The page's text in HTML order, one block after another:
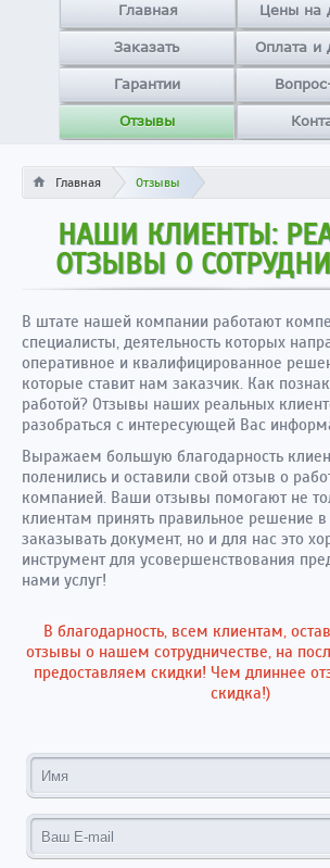
Главная Цены на
Заказать Оплата и
Гарантии
Отзывы
Главная Отзывы
НАШИ КЛИЕНТЫ:
ОТЗЫВЫ О
В штате нашей компании работают
специалисты, деятельность которых
оперативное и квалифицированное
которые ставит нам заказчик. Как
работой? Отзывы наших реальных
разобраться с интересующей Вас
Выражаем большую благодарность
поленились и оставили свой отзыв о
компанией. Ваши отзывы помогают не
клиентам принять правильное решение
заказывать документ, но и для нас это
инструмент для усовершенствования
нами услуг!
В благодарность, всем клиентам,
отзывы о нашем сотрудничестве, на
предоставляем скидки! Чем длиннее
скидка!)